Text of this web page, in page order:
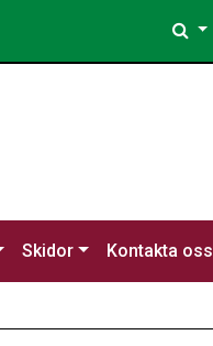
Skidor Kontakta oss